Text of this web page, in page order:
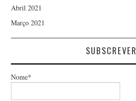
Abril 2021
Março 2021
SUBSCREVER
Nome*